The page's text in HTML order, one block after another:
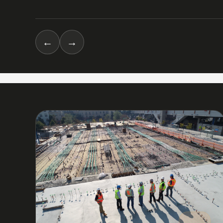
→
←
03